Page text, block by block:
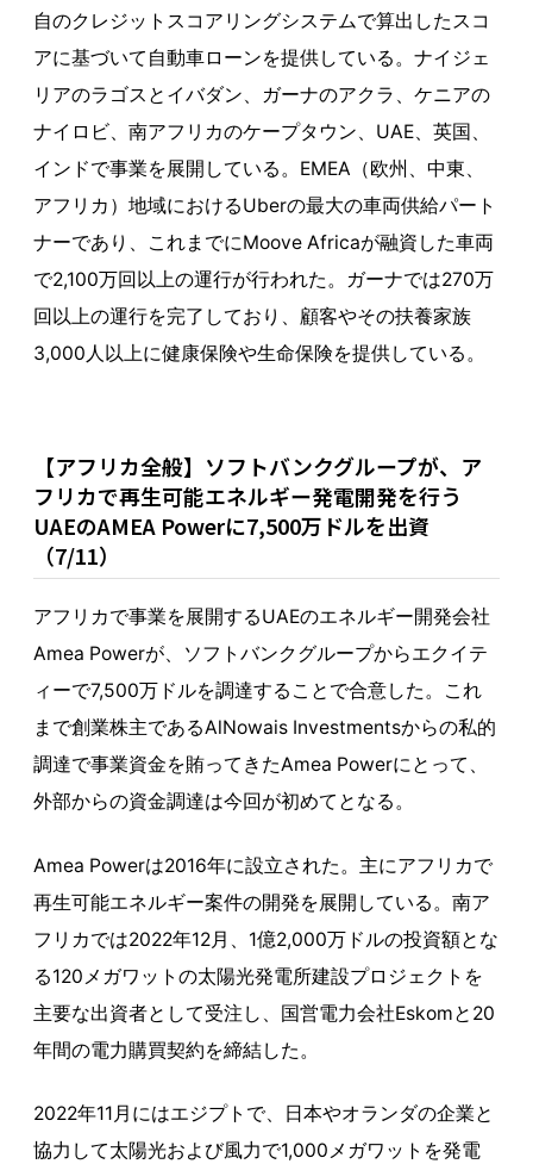
自のクレジットスコアリングシステムで算出したスコ
アに基づいて自動車ローンを提供している。ナイジェ
リアのラゴスとイバダン、ガーナのアクラ、ケニアの
ナイロビ、南アフリカのケープタウン、UAE、英国、
インドで事業を展開している。EMEA（欧州、中東、
アフリカ）地域におけるUberの最大の車両供給パート
ナーであり、これまでにMoove Africaが融資した車両
で2,100万回以上の運行が行われた。ガーナでは270万
回以上の運行を完了しており、顧客やその扶養家族
3,000人以上に健康保険や生命保険を提供している。
【アフリカ全般】ソフトバンクグループが、ア
フリカで再生可能エネルギー発電開発を行う
UAEのAMEA Powerに7,500万ドルを出資
（7/11）
アフリカで事業を展開するUAEのエネルギー開発会社
Amea Powerが、ソフトバンクグループからエクイテ
ィーで7,500万ドルを調達することで合意した。これ
まで創業株主であるAlNowais Investmentsからの私的
調達で事業資金を賄ってきたAmea Powerにとって、
外部からの資金調達は今回が初めてとなる。
Amea Powerは2016年に設立された。主にアフリカで
再生可能エネルギー案件の開発を展開している。南ア
フリカでは2022年12月、1億2,000万ドルの投資額とな
る120メガワットの太陽光発電所建設プロジェクトを
主要な出資者として受注し、国営電力会社Eskomと20
年間の電力購買契約を締結した。
2022年11月にはエジプトで、日本やオランダの企業と
協力して太陽光および風力で1,000メガワットを発電